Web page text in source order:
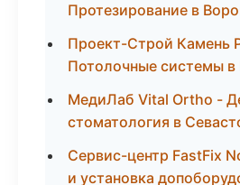
Протезирование в
Проект-Строй Камень
Потолочные системы в
МедиЛаб Vital Ortho -
стоматология в
Сервис-центр FastFix
и установка